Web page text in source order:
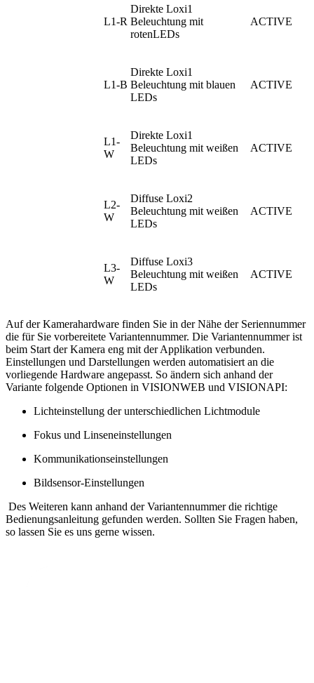
L1-R
Direkte Loxi1
Beleuchtung mit
rotenLEDs
ACTIVE
L1-B
Direkte Loxi1
Beleuchtung mit blauen
LEDs
ACTIVE
L1-
W
Direkte Loxi1
Beleuchtung mit weißen
LEDs
ACTIVE
L2-
W
Diffuse Loxi2
Beleuchtung mit weißen
LEDs
ACTIVE
L3-
W
Diffuse Loxi3
Beleuchtung mit weißen
LEDs
ACTIVE
Auf der Kamerahardware finden Sie in der Nähe der Seriennummer
die für Sie vorbereitete Variantennummer. Die Variantennummer ist
beim Start der Kamera eng mit der Applikation verbunden.
Einstellungen und Darstellungen werden automatisiert an die
vorliegende Hardware angepasst. So ändern sich anhand der
Variante folgende Optionen in VISIONWEB und VISIONAPI:
Lichteinstellung der unterschiedlichen Lichtmodule
Fokus und Linseneinstellungen
Kommunikationseinstellungen
Bildsensor-Einstellungen
Des Weiteren kann anhand der Variantennummer die richtige
Bedienungsanleitung gefunden werden. Sollten Sie Fragen haben,
so lassen Sie es uns gerne wissen.